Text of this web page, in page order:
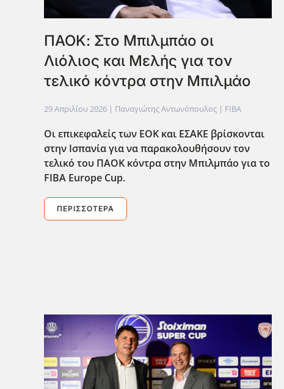
ΠΑΟΚ: Στο Μπιλμπάο οι
Λιόλιος και Μελής για τον
τελικό κόντρα στην Μπιλμάο
29 Απριλίου 2026 | Παναγιώτης Αντωνόπουλος | FIBA
Οι επικεφαλείς των ΕΟΚ και ΕΣΑΚΕ βρίσκονται
στην Ισπανία για να παρακολουθήσουν τον
τελικό του ΠΑΟΚ κόντρα στην Μπιλμπάο για το
FIBA Europe Cup.
ΠΕΡΙΣΣΌΤΕΡΑ